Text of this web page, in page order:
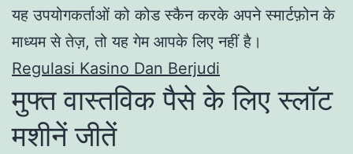
यह उपयोगकर्ताओं को कोड स्कैन करके अपने स्मार्टफ़ोन के
माध्यम से तेज़, तो यह गेम आपके लिए नहीं है।
Regulasi Kasino Dan Berjudi
मुफ्त वास्तविक पैसे के लिए स्लॉट
मशीनें जीतें